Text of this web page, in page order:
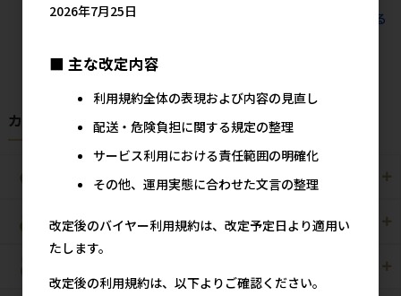
すべてのおすすめ商品を見る
カテゴリから探す
猫用
犬猫用 ペット住関連用品
2026年7月25日
■ 主な改定内容
利用規約全体の表現および内容の見直し
配送・危険負担に関する規定の整理
サービス利用における責任範囲の明確化
その他、運用実態に合わせた文言の整理
改定後のバイヤー利用規約は、改定予定日より適用い
たします。
改定後の利用規約は、以下よりご確認ください。